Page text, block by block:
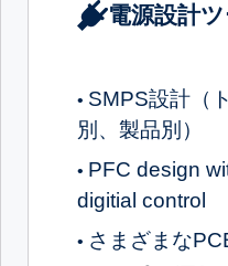
電源設計
• SMPS設計（
別、製品別）
• PFC design
digitial control
• さまざまな